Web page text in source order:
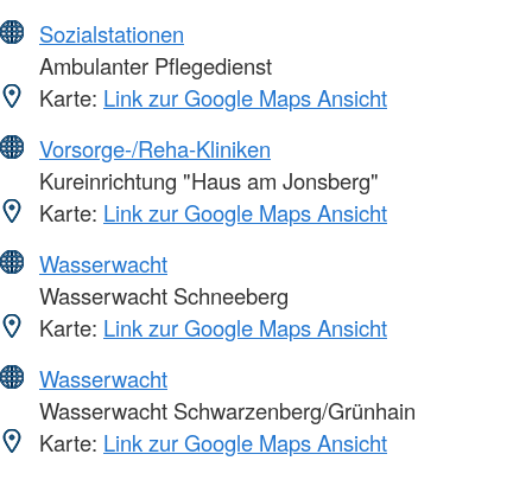
Sozialstationen
Ambulanter Pflegedienst
Karte: Link zur Google Maps Ansicht
Vorsorge-/Reha-Kliniken
Kureinrichtung "Haus am Jonsberg"
Karte: Link zur Google Maps Ansicht
Wasserwacht
Wasserwacht Schneeberg
Karte: Link zur Google Maps Ansicht
Wasserwacht
Wasserwacht Schwarzenberg/Grünhain
Karte: Link zur Google Maps Ansicht